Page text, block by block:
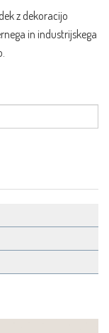
z dekoracijo
in industrijskega